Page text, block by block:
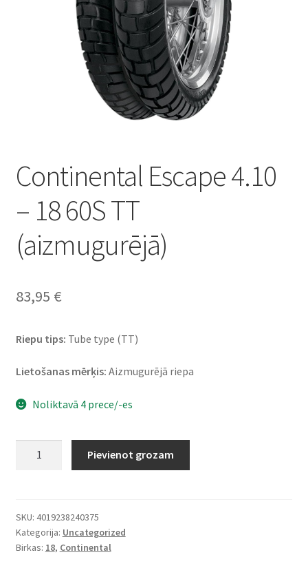
Continental Escape 4.10
– 18 60S TT
(aizmugurējā)
83,95 €
Riepu tips: Tube type (TT)
Lietošanas mērķis: Aizmugurējā riepa
Noliktavā 4 prece/-es
18
60S
TT
Pievienot grozam
SKU: 4019238240375
Kategorija: Uncategorized
Birkas: 18, Continental